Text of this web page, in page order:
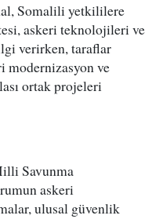
Somalili yetkililere
askeri teknolojileri ve
verirken, taraflar
modernizasyon ve
ortak projeleri
Savunma
askeri
ulusal güvenlik